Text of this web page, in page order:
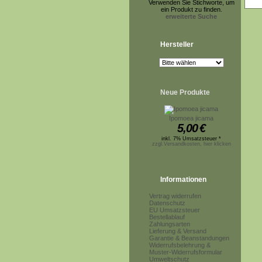
Verwenden Sie Stichworte, um
ein Produkt zu finden.
erweiterte Suche
Hersteller
Neue Produkte
Ipomoea jicama
5,00€
inkl. 7% Umsatzsteuer *
zzgl.Versandkosten, hier klicken
Informationen
Vertrag widerrufen
Datenschutz
EU Umsatzsteuer
Bestellablauf
Zahlungsarten
Lieferung & Versand
Garantie & Beanstandungen
Widerrufsbelehrung &
Muster-Widerrufsformular
Umweltschutz